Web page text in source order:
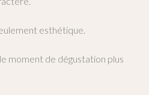
esthétique.
moment de dégustation plus